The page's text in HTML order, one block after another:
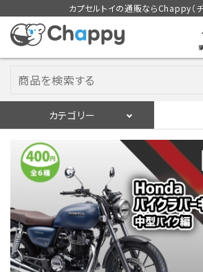
カプセルトイの通販ならChappy（チ
カテゴリー
ログイン 会員
入荷スケジュールをチェック
カプセルトイマシン本体
カプセルトイ